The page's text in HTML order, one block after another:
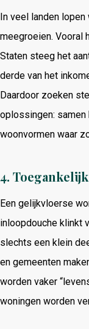
In veel landen
meegroeien. Vooral
Staten steeg het
derde van het
Daardoor zoeken
oplossingen: samen
woonvormen waar
4.
Een gelijkvloerse
inloopdouche klinkt
slechts een klein
en gemeenten
worden vaker
woningen worden